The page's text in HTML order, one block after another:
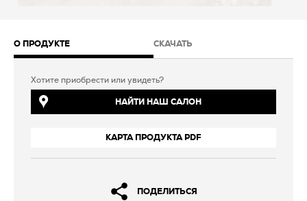
О ПРОДУКТЕ СКАЧАТЬ
Хотите приобрести или увидеть?
НАЙТИ НАШ САЛОН
КАРТА ПРОДУКТА PDF
ПОДЕЛИТЬСЯ